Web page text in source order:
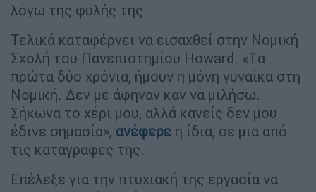
λόγω της φυλής της.
Τελικά καταφέρνει να εισαχθεί στην Νομική
Σχολή του Πανεπιστημίου Howard. «Tα
πρώτα δύο χρόνια, ήμουν η μόνη γυναίκα στη
Νομική. Δεν με άφηναν καν να μιλήσω.
Σήκωνα το χέρι μου, αλλά κανείς δεν μου
έδινε σημασία», ανέφερε η ίδια, σε μια από
τις καταγραφές της.
Επέλεξε για την πτυχιακή της εργασία να